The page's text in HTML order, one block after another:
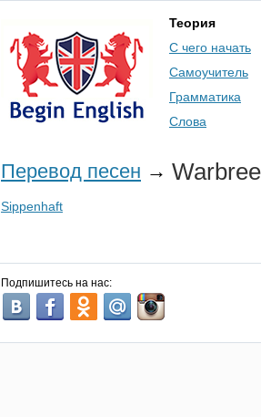
Теория
С чего начать
Самоучитель
Грамматика
Слова
Перевод песен →
Sippenhaft
Подпишитесь на нас: